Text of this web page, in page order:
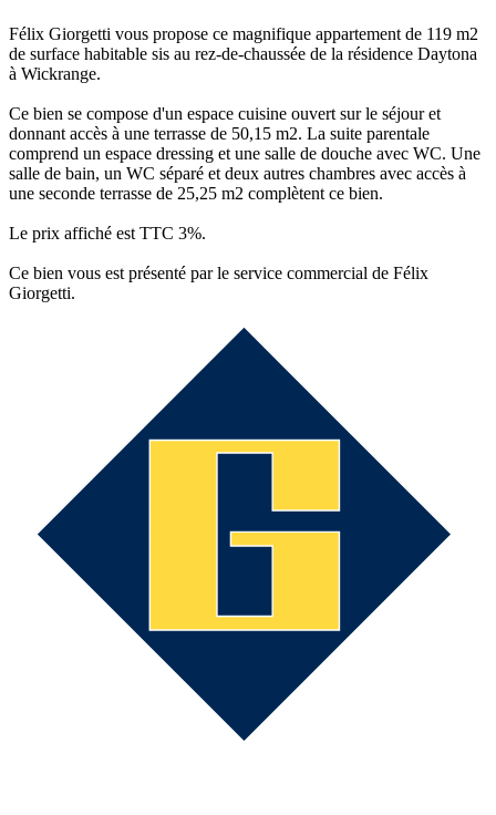
Félix Giorgetti vous propose ce magnifique appartement de 119 m2
de surface habitable sis au rez-de-chaussée de la résidence Daytona
à Wickrange.
Ce bien se compose d'un espace cuisine ouvert sur le séjour et
donnant accès à une terrasse de 50,15 m2. La suite parentale
comprend un espace dressing et une salle de douche avec WC. Une
salle de bain, un WC séparé et deux autres chambres avec accès à
une seconde terrasse de 25,25 m2 complètent ce bien.
Le prix affiché est TTC 3%.
Ce bien vous est présenté par le service commercial de Félix
Giorgetti.